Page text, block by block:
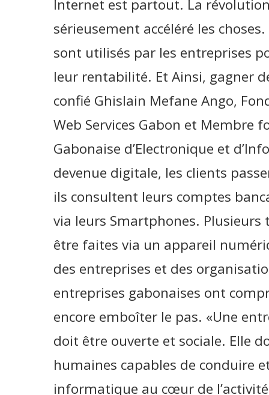
Internet est partout. La
sérieusement accéléré les
sont utilisés par les entreprises
leur rentabilité. Et Ainsi, gagner
confié Ghislain Mefane Ango,
Web Services Gabon et Membre
Gabonaise d’Electronique et
devenue digitale, les clients
ils consultent leurs comptes
via leurs Smartphones.
être faites via un appareil
des entreprises et des
entreprises gabonaises ont
encore emboîter le pas. «Une
doit être ouverte et sociale. Elle
humaines capables de conduire
informatique au cœur de